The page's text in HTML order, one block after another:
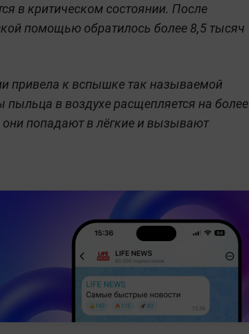
в критическом состоянии. После
помощью обратилось более 8,5 тысяч
привела к вспышке так называемой
пыльца в воздухерасщепляется на более
попадают в лёгкие и вызывают